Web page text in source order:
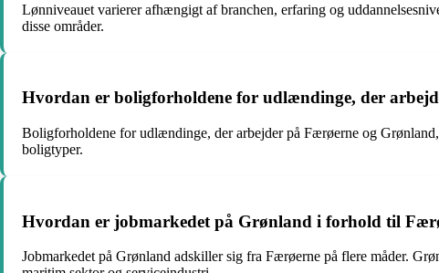
Lønniveauet varierer afhængigt af branchen, erfaring og
disse områder.
Hvordan er boligforholdene for udlændinge, der
Boligforholdene for udlændinge, der arbejder på Færøerne og
boligtyper.
Hvordan er jobmarkedet på Grønland i forhold til
Jobmarkedet på Grønland adskiller sig fra Færøerne på flere måder.